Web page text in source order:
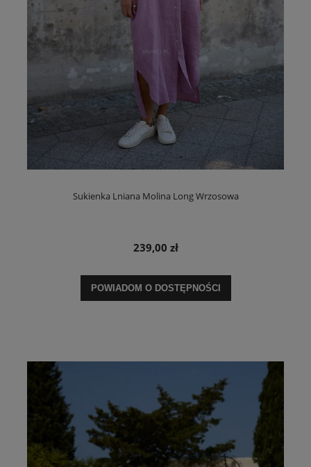
Sukienka Lniana Molina Long Wrzosowa
239,00 zł
POWIADOM O DOSTĘPNOŚCI